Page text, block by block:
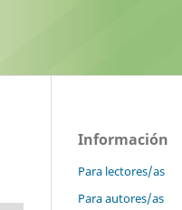
Información
Para lectores/as
Para autores/as